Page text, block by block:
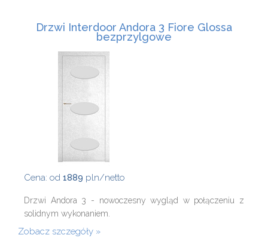
Drzwi Interdoor Andora 3 Fiore Glossa
bezprzylgowe
Cena: od 1889 pln/netto
Drzwi Andora 3 - nowoczesny wygląd w połączeniu z
solidnym wykonaniem.
Zobacz szczegóły